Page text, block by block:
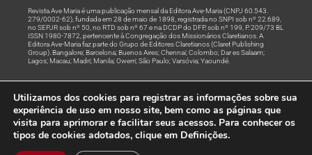
Revista Ave Maria é uma publicação mensal da Editora Ave-Maria (CNPJ 60.543.
279/0002-62), fundada em 28 de maio de 1898, registrada no SNPI sob nº 22.689,
no SEPJR sob nº 50, no RTD sob nº 67 e na DCDP do DFP, sob nº 199, P. 209/73 BL
ISSN 1980-7872, pertencente à Congregação dos Missionários Claretianos. A
Editora Ave-Maria faz parte do Grupo de Editores Claretianos (Claret Publishing
Group). Bangalore; Barcelona; Buenos Aires; Chennai; Colombo; Dar es Salaam;
Lagos; Macau; Madri; Manila; Owerri; São Paulo; Varsóvia; Yaoundé.
Rede
© Todos os Direitos Reservados
Utilizamos dos cookies para registrar as informações sobre sua
experiência de uso em nosso site, bem como as páginas que
visita para aprimorar e facilitar seus acessos. Para conhecer os
tipos de cookies adotados, clique em Definições.